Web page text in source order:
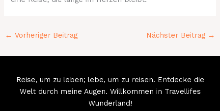
← Vorheriger Beitrag Nächster Beitrag →
Reise, um zu leben; lebe, um zu reisen. Entdecke die
Welt durch meine Augen. Willkommen in Travellifes
Wunderland!